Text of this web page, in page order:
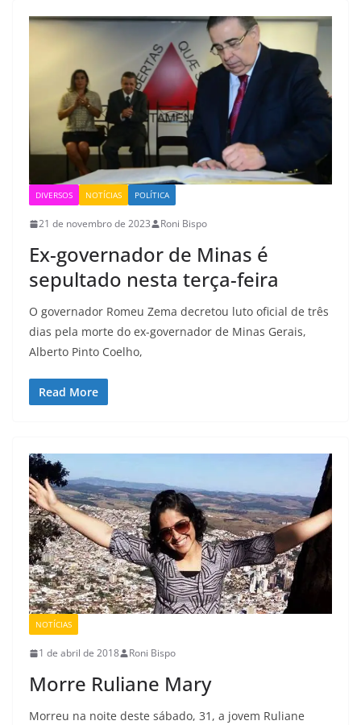
DIVERSOS NOTÍCIAS POLÍTICA
21 de novembro de 2023 Roni Bispo
Ex-governador de Minas é
sepultado nesta terça-feira
O governador Romeu Zema decretou luto oficial de três
dias pela morte do ex-governador de Minas Gerais,
Alberto Pinto Coelho,
Read More
NOTÍCIAS
1 de abril de 2018 Roni Bispo
Morre Ruliane Mary
Morreu na noite deste sábado, 31, a jovem Ruliane